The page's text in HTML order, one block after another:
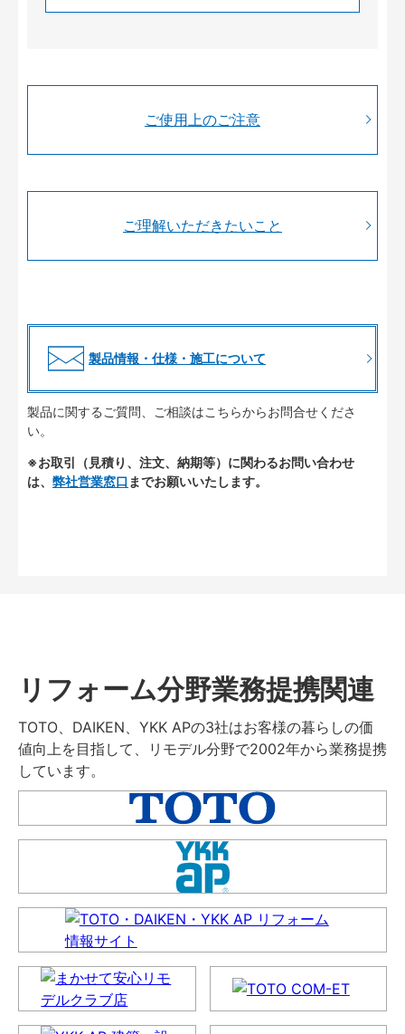
ご使用上のご注意
ご理解いただきたいこと
製品情報・仕様・施工について
製品に関するご質問、ご相談はこちらからお問合せくださ
い。
※お取引（見積り、注文、納期等）に関わるお問い合わせ
は、 弊社営業窓口 までお願いいたします。
リフォーム分野業務提携関連
TOTO、DAIKEN、YKK APの3社はお客様の暮らしの価
値向上を目指して、リモデル分野で2002年から業務提携
しています。